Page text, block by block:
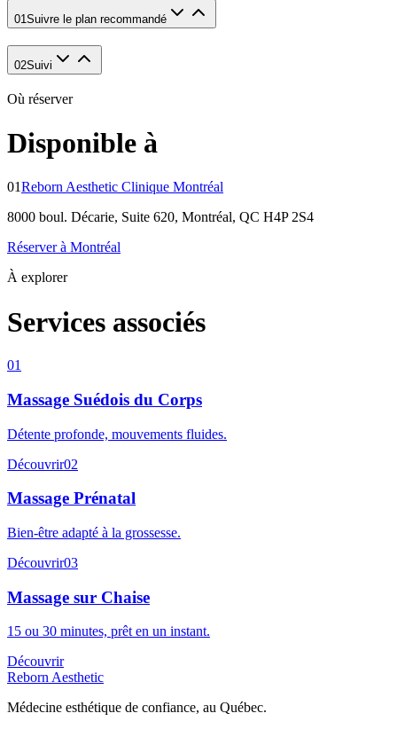
01Suivre le plan recommandé
02Suivi
Où réserver
Disponible à
01Reborn Aesthetic Clinique Montréal
8000 boul. Décarie, Suite 620, Montréal, QC H4P 2S4
Réserver à Montréal
À explorer
Services associés
01
Massage Suédois du Corps
Détente profonde, mouvements fluides.
Découvrir02
Massage Prénatal
Bien-être adapté à la grossesse.
Découvrir03
Massage sur Chaise
15 ou 30 minutes, prêt en un instant.
Découvrir
Reborn Aesthetic
Médecine esthétique de confiance, au Québec.